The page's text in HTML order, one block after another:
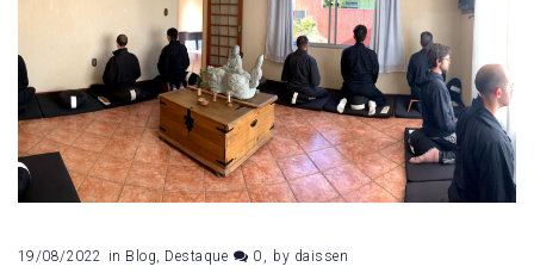
19/08/2022 in Blog, Destaque 0 by daissen